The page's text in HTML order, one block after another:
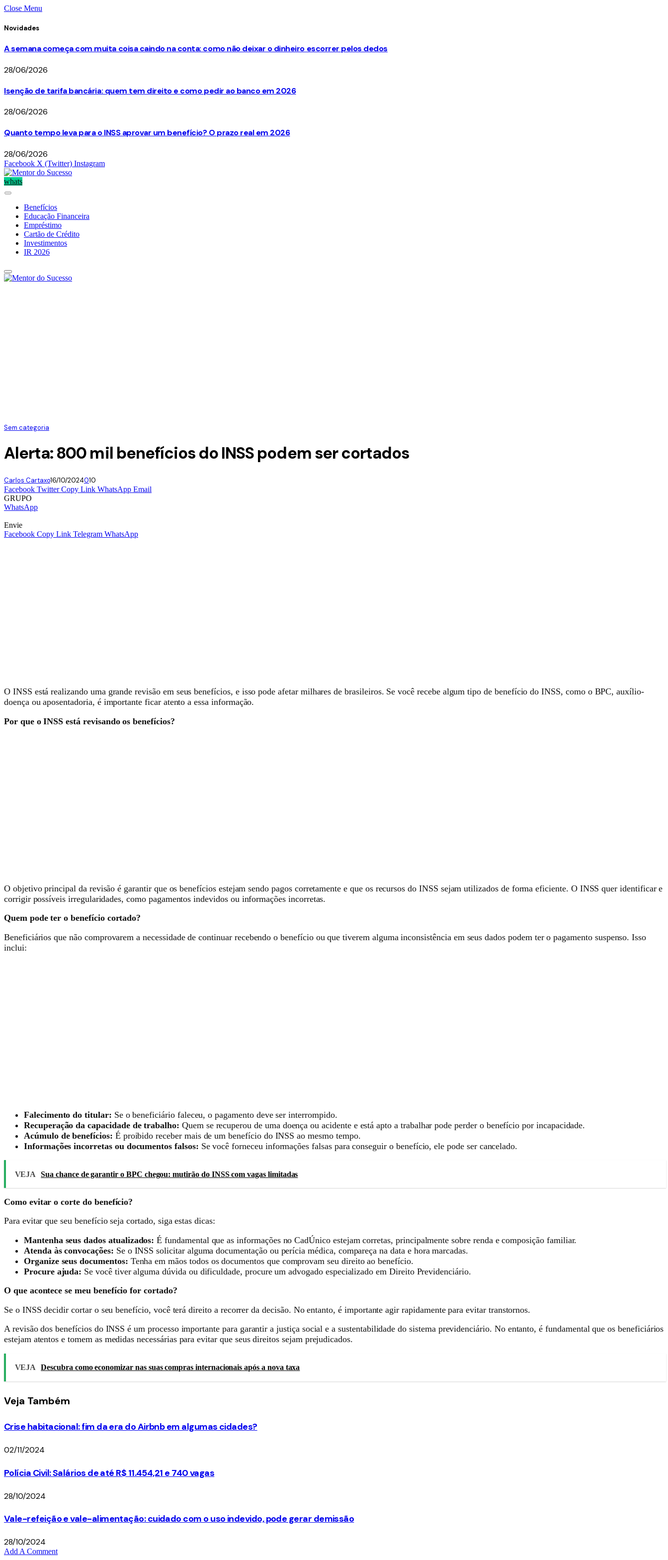
Close Menu
Novidades
A semana começa com muita coisa caindo na conta: como não deixar o dinheiro escorrer pelos dedos
28/06/2026
Isenção de tarifa bancária: quem tem direito e como pedir ao banco em 2026
28/06/2026
Quanto tempo leva para o INSS aprovar um benefício? O prazo real em 2026
28/06/2026
Facebook X (Twitter) Instagram
whats
Benefícios
Educação Financeira
Empréstimo
Cartão de Crédito
Investimentos
IR 2026
Sem categoria
Alerta: 800 mil benefícios do INSS podem ser cortados
Carlos Cartaxo16/10/2024010
Facebook Twitter Copy Link WhatsApp Email
GRUPO
WhatsApp
Envie
Facebook Copy Link Telegram WhatsApp
O INSS está realizando uma grande revisão em seus benefícios, e isso pode afetar milhares de brasileiros. Se você recebe algum tipo de benefício do INSS, como o BPC, auxílio-
doença ou aposentadoria, é importante ficar atento a essa informação.
Por que o INSS está revisando os benefícios?
O objetivo principal da revisão é garantir que os benefícios estejam sendo pagos corretamente e que os recursos do INSS sejam utilizados de forma eficiente. O INSS quer identificar e
corrigir possíveis irregularidades, como pagamentos indevidos ou informações incorretas.
Quem pode ter o benefício cortado?
Beneficiários que não comprovarem a necessidade de continuar recebendo o benefício ou que tiverem alguma inconsistência em seus dados podem ter o pagamento suspenso. Isso
inclui:
Falecimento do titular: Se o beneficiário faleceu, o pagamento deve ser interrompido.
Recuperação da capacidade de trabalho: Quem se recuperou de uma doença ou acidente e está apto a trabalhar pode perder o benefício por incapacidade.
Acúmulo de benefícios: É proibido receber mais de um benefício do INSS ao mesmo tempo.
Informações incorretas ou documentos falsos: Se você forneceu informações falsas para conseguir o benefício, ele pode ser cancelado.
VEJA Sua chance de garantir o BPC chegou: mutirão do INSS com vagas limitadas
Como evitar o corte do benefício?
Para evitar que seu benefício seja cortado, siga estas dicas:
Mantenha seus dados atualizados: É fundamental que as informações no CadÚnico estejam corretas, principalmente sobre renda e composição familiar.
Atenda às convocações: Se o INSS solicitar alguma documentação ou perícia médica, compareça na data e hora marcadas.
Organize seus documentos: Tenha em mãos todos os documentos que comprovam seu direito ao benefício.
Procure ajuda: Se você tiver alguma dúvida ou dificuldade, procure um advogado especializado em Direito Previdenciário.
O que acontece se meu benefício for cortado?
Se o INSS decidir cortar o seu benefício, você terá direito a recorrer da decisão. No entanto, é importante agir rapidamente para evitar transtornos.
A revisão dos benefícios do INSS é um processo importante para garantir a justiça social e a sustentabilidade do sistema previdenciário. No entanto, é fundamental que os beneficiários
estejam atentos e tomem as medidas necessárias para evitar que seus direitos sejam prejudicados.
VEJA Descubra como economizar nas suas compras internacionais após a nova taxa
Veja Também
Crise habitacional: fim da era do Airbnb em algumas cidades?
02/11/2024
Polícia Civil: Salários de até R$ 11.454,21 e 740 vagas
28/10/2024
Vale-refeição e vale-alimentação: cuidado com o uso indevido, pode gerar demissão
28/10/2024
Add A Comment